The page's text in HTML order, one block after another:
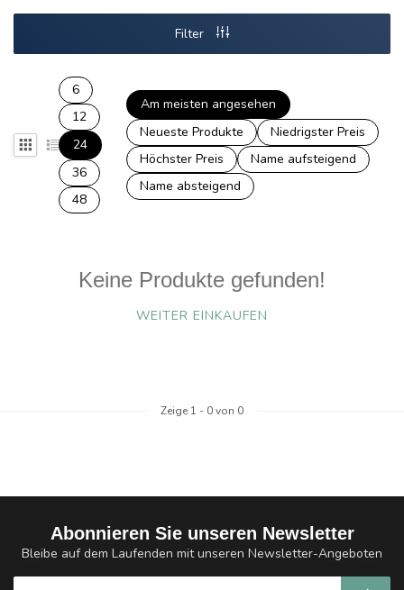
Filter
6
12
24
36
48
Am meisten angesehen
Neueste Produkte
Niedrigster Preis
Höchster Preis
Name aufsteigend
Name absteigend
Keine Produkte gefunden!
WEITER EINKAUFEN
Zeige 1 - 0von 0
Abonnieren Sie unseren Newsletter
Bleibe auf dem Laufenden mit unseren Newsletter-Angeboten